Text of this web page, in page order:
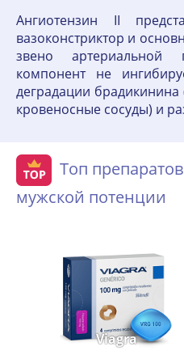
Ангиотензин II
вазоконстриктор и
звено артериальной
компонент не
деградации
кровеносные сосуды) и
Топ
мужской потенции
Viagra